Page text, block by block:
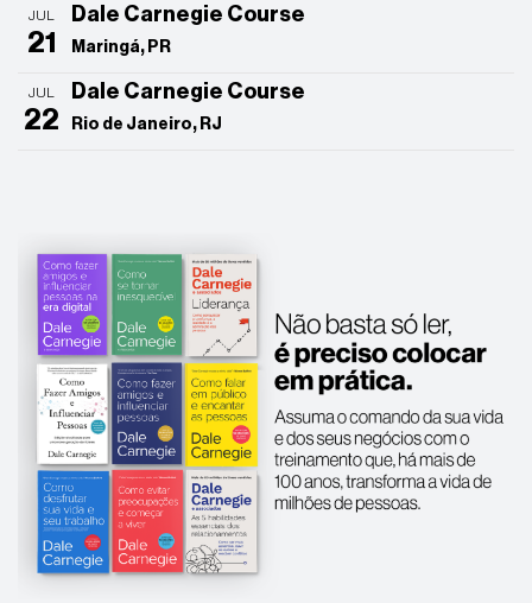
JUL
21
Dale Carnegie Course
Maringá, PR
JUL
22
Dale Carnegie Course
Rio de Janeiro, RJ